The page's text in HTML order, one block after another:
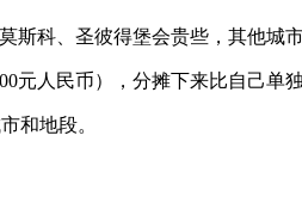
斯科、圣彼得堡会贵些，其他城
元人民币），分摊下来比自己单
和地段。